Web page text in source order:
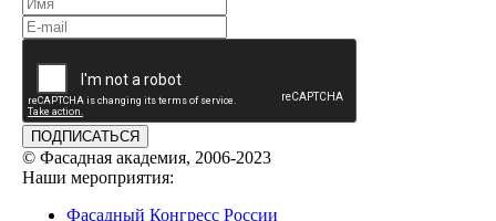
ПОДПИСАТЬСЯ
© Фасадная академия, 2006-2023
Наши мероприятия:
Фасадный Конгресс России